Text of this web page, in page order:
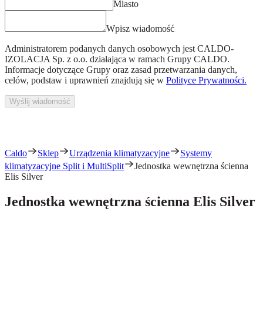
Miasto
Wpisz wiadomość
Administratorem podanych danych osobowych jest CALDO-
IZOLACJA Sp. z o.o. działająca w ramach Grupy CALDO.
Informacje dotyczące Grupy oraz zasad przetwarzania danych,
celów, podstaw i uprawnień znajdują się w Polityce Prywatności.
Wyślij wiadomość
Caldo Sklep Urządzenia klimatyzacyjne
Systemy
klimatyzacyjne Split i MultiSplit
Jednostka wewnętrzna ścienna
Elis Silver
Jednostka wewnętrzna ścienna Elis Silver